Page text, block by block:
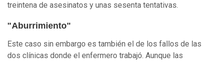
treintena de asesinatos y unas sesenta tentativas.
"Aburrimiento"
Este caso sin embargo es también el de los fallos de las
dos clínicas donde el enfermero trabajó. Aunque las